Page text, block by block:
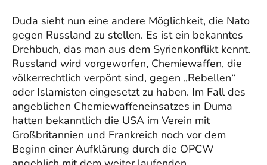
Duda sieht nun eine andere Möglichkeit, die Nato
gegen Russland zu stellen. Es ist ein bekanntes
Drehbuch, das man aus dem Syrienkonflikt kennt.
Russland wird vorgeworfen, Chemiewaffen, die
völkerrechtlich verpönt sind, gegen „Rebellen“
oder Islamisten eingesetzt zu haben. Im Fall des
angeblichen Chemiewaffeneinsatzes in Duma
hatten bekanntlich die USA im Verein mit
Großbritannien und Frankreich noch vor dem
Beginn einer Aufklärung durch die OPCW